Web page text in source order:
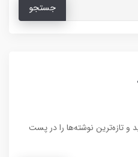
جستجو
و تازه‌ترین نوشته‌ها را در پست